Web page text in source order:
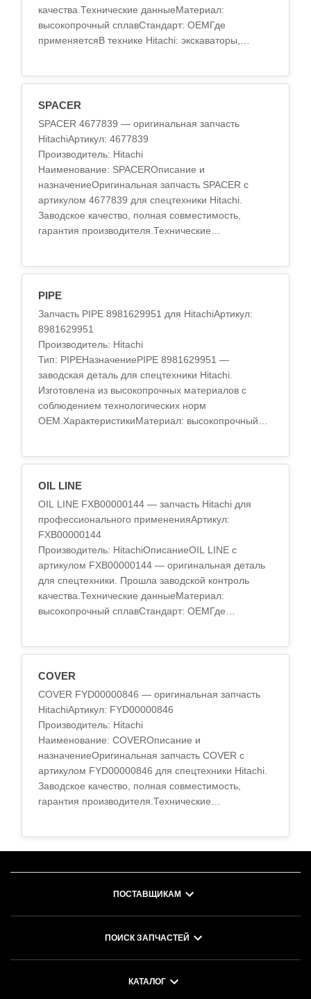
качества.Технические данныеМатериал:
высокопрочный сплавСтандарт: OEMГде
применяетсяВ технике Hitachi: экскаваторы,
SPACER
SPACER 4677839 — оригинальная запчасть
HitachiАртикул: 4677839
Производитель: Hitachi
Наименование: SPACERОписание и
назначениеОригинальная запчасть SPACER с
артикулом 4677839 для спецтехники Hitachi.
Заводское качество, полная совместимость,
гарантия производителя.Технические
PIPE
Запчасть PIPE 8981629951 для HitachiАртикул:
8981629951
Производитель: Hitachi
Тип: PIPEНазначениеPIPE 8981629951 —
заводская деталь для спецтехники Hitachi.
Изготовлена из высокопрочных материалов с
соблюдением технологических норм
OEM.ХарактеристикиМатериал: высокопрочный
OIL LINE
OIL LINE FXB00000144 — запчасть Hitachi для
профессионального примененияАртикул:
FXB00000144
Производитель: HitachiОписаниеOIL LINE с
артикулом FXB00000144 — оригинальная деталь
для спецтехники. Прошла заводской контроль
качества.Технические данныеМатериал:
высокопрочный сплавСтандарт: OEMГде
COVER
COVER FYD00000846 — оригинальная запчасть
HitachiАртикул: FYD00000846
Производитель: Hitachi
Наименование: COVERОписание и
назначениеОригинальная запчасть COVER с
артикулом FYD00000846 для спецтехники Hitachi.
Заводское качество, полная совместимость,
гарантия производителя.Технические
ПОСТАВЩИКАМ
ПОИСК ЗАПЧАСТЕЙ
КАТАЛОГ